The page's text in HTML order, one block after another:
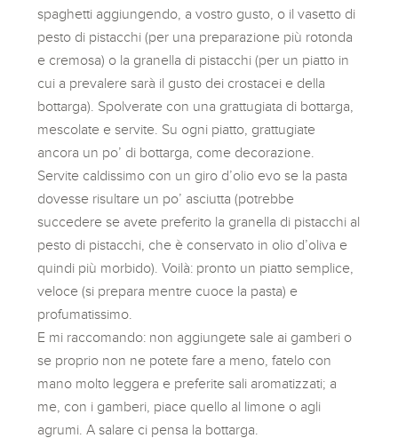
spaghetti aggiungendo, a vostro gusto, o il vasetto di
pesto di pistacchi (per una preparazione più rotonda
e cremosa) o la granella di pistacchi (per un piatto in
cui a prevalere sarà il gusto dei crostacei e della
bottarga). Spolverate con una grattugiata di bottarga,
mescolate e servite. Su ogni piatto, grattugiate
ancora un po’ di bottarga, come decorazione.
Servite caldissimo con un giro d’olio evo se la pasta
dovesse risultare un po’ asciutta (potrebbe
succedere se avete preferito la granella di pistacchi al
pesto di pistacchi, che è conservato in olio d’oliva e
quindi più morbido). Voilà: pronto un piatto semplice,
veloce (si prepara mentre cuoce la pasta) e
profumatissimo.
E mi raccomando: non aggiungete sale ai gamberi o
se proprio non ne potete fare a meno, fatelo con
mano molto leggera e preferite sali aromatizzati; a
me, con i gamberi, piace quello al limone o agli
agrumi. A salare ci pensa la bottarga.